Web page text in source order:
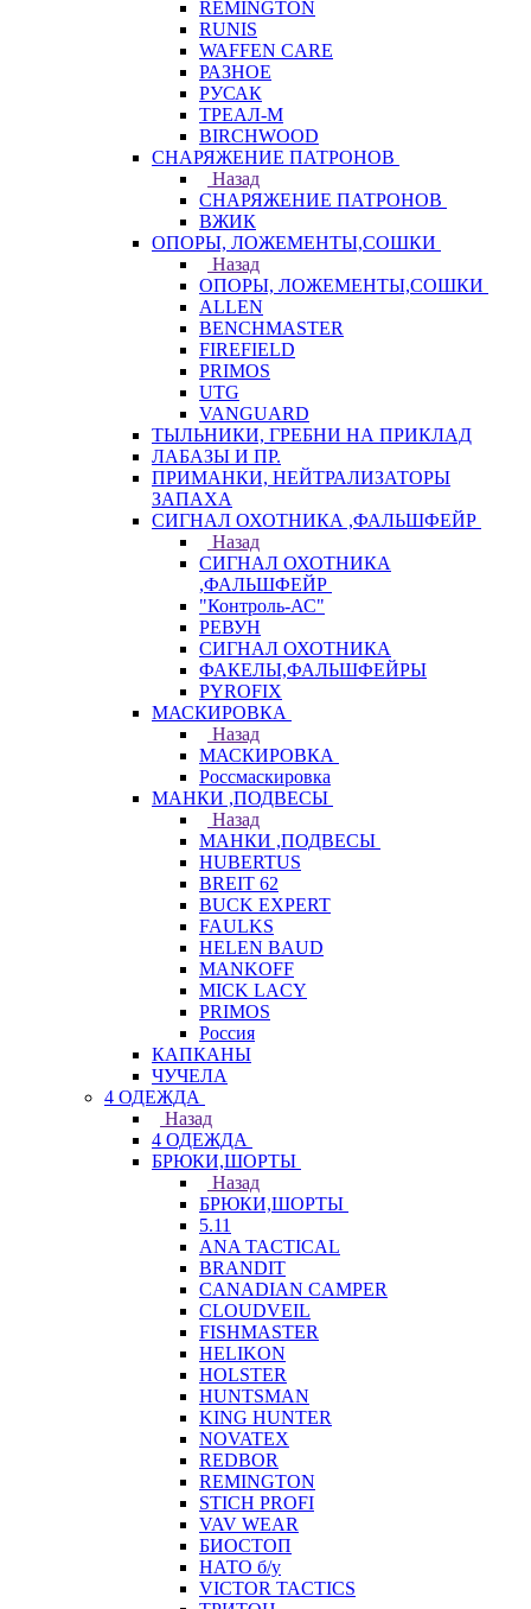
REMINGTON
RUNIS
WAFFEN CARE
РАЗНОЕ
РУСАК
ТРЕАЛ-М
BIRCHWOOD
СНАРЯЖЕНИЕ ПАТРОНОВ
Назад
СНАРЯЖЕНИЕ ПАТРОНОВ
ВЖИК
ОПОРЫ, ЛОЖЕМЕНТЫ,СОШКИ
Назад
ОПОРЫ, ЛОЖЕМЕНТЫ,СОШКИ
ALLEN
BENCHMASTER
FIREFIELD
PRIMOS
UTG
VANGUARD
ТЫЛЬНИКИ, ГРЕБНИ НА ПРИКЛАД
ЛАБАЗЫ И ПР.
ПРИМАНКИ, НЕЙТРАЛИЗАТОРЫ
ЗАПАХА
СИГНАЛ ОХОТНИКА ,ФАЛЬШФЕЙР
Назад
СИГНАЛ ОХОТНИКА
,ФАЛЬШФЕЙР
"Контроль-АС"
РЕВУН
СИГНАЛ ОХОТНИКА
ФАКЕЛЫ,ФАЛЬШФЕЙРЫ
PYROFIX
МАСКИРОВКА
Назад
МАСКИРОВКА
Россмаскировка
МАНКИ ,ПОДВЕСЫ
Назад
МАНКИ ,ПОДВЕСЫ
HUBERTUS
BREIT 62
BUCK EXPERT
FAULKS
HELEN BAUD
MANKOFF
MICK LACY
PRIMOS
Россия
КАПКАНЫ
ЧУЧЕЛА
4 ОДЕЖДА
Назад
4 ОДЕЖДА
БРЮКИ,ШОРТЫ
Назад
БРЮКИ,ШОРТЫ
5.11
ANA TACTICAL
BRANDIT
CANADIAN CAMPER
CLOUDVEIL
FISHMASTER
HELIKON
HOLSTER
HUNTSMAN
KING HUNTER
NOVATEX
REDBOR
REMINGTON
STICH PROFI
VAV WEAR
БИОСТОП
НАТО б/у
VICTOR TACTICS